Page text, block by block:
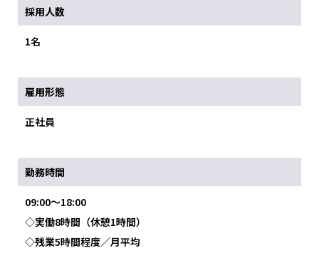
採用人数
1名
雇用形態
正社員
勤務時間
09:00～18:00
◇実働8時間（休憩1時間）
◇残業5時間程度／月平均